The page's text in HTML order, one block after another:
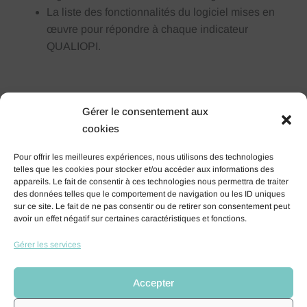
Gérer le consentement aux
cookies
Pour offrir les meilleures expériences, nous utilisons des technologies
telles que les cookies pour stocker et/ou accéder aux informations des
appareils. Le fait de consentir à ces technologies nous permettra de traiter
des données telles que le comportement de navigation ou les ID uniques
sur ce site. Le fait de ne pas consentir ou de retirer son consentement peut
avoir un effet négatif sur certaines caractéristiques et fonctions.
Gérer les services
Accepter
La liste des fonctionnalités du logiciel mises en
œuvre pour répondre à chaque indicateur
QUALIOPI.